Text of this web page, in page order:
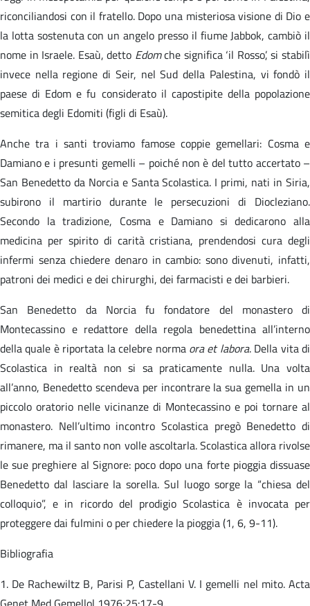
riconciliandosi con il fratello. Dopo una misteriosa visione di Dio e
la lotta sostenuta con un angelo presso il fiume Jabbok, cambiò il
nome in Israele. Esaù, detto Edomche significa ‘il Rosso’, si stabilì
invece nella regione di Seir, nel Sud della Palestina, vi fondò il
paese di Edom e fu considerato il capostipite della popolazione
semitica degli Edomiti (figli di Esaù).
Anche tra i santi troviamo famose coppie gemellari: Cosma e
Damiano e i presunti gemelli – poiché non è del tutto accertato –
San Benedetto da Norcia e Santa Scolastica. I primi, nati in Siria,
subirono il martirio durante le persecuzioni di Diocleziano.
Secondo la tradizione, Cosma e Damiano si dedicarono alla
medicina per spirito di carità cristiana, prendendosi cura degli
infermi senza chiedere denaro in cambio: sono divenuti, infatti,
patroni dei medici e dei chirurghi, dei farmacisti e dei barbieri.
San Benedetto da Norcia fu fondatore del monastero di
Montecassino e redattore della regola benedettina all’interno
della quale è riportata la celebre norma ora et labora. Della vita di
Scolastica in realtà non si sa praticamente nulla. Una volta
all’anno, Benedetto scendeva per incontrare la sua gemella in un
piccolo oratorio nelle vicinanze di Montecassino e poi tornare al
monastero. Nell’ultimo incontro Scolastica pregò Benedetto di
rimanere, ma il santo non volle ascoltarla. Scolastica allora rivolse
le sue preghiere al Signore: poco dopo una forte pioggia dissuase
Benedetto dal lasciare la sorella. Sul luogo sorge la “chiesa del
colloquio”, e in ricordo del prodigio Scolastica è invocata per
proteggere dai fulmini o per chiedere la pioggia (1, 6, 9-11).
Bibliografia
1. De Rachewiltz B, Parisi P, Castellani V. I gemelli nel mito. Acta